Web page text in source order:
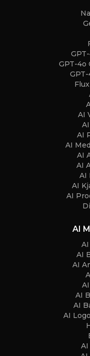
GPT-4o
AI
AI
AI
AI
AI
AI
AI
AI
AI
AI
AI
AI
AI
AI